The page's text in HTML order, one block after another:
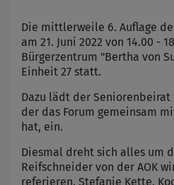
Die mittlerweile 6. Auflage
am 21. Juni 2022 von 14.00 -
Bürgerzentrum "Bertha von
Einheit 27 statt.
Dazu lädt der
der das Forum gemeinsam
hat, ein.
Diesmal dreht sich alles um
Reifschneider von der AOK
referieren. Stefanie Kette,